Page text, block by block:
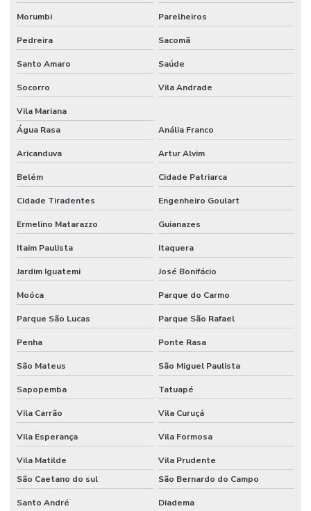
Morumbi Parelheiros
Pedreira Sacomã
Santo Amaro Saúde
Socorro Vila Andrade
Vila Mariana
Água Rasa
Anália Franco
Aricanduva Artur Alvim
Belém Cidade Patriarca
Cidade Tiradentes Engenheiro Goulart
Ermelino Matarazzo Guianazes
Itaim Paulista Itaquera
Jardim Iguatemi José Bonifácio
Moóca Parque do Carmo
Parque São Lucas Parque São Rafael
Penha Ponte Rasa
São Mateus São Miguel Paulista
Sapopemba Tatuapé
Vila Carrão Vila Curuçá
Vila Esperança Vila Formosa
Vila Matilde
Vila Prudente
São Caetano do sul
São Bernardo do Campo
Santo André Diadema